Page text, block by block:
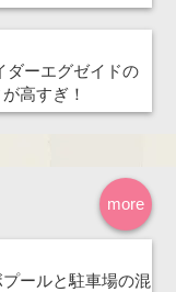
ダーエグゼイドの
高すぎ！
more
ールと駐車場の混